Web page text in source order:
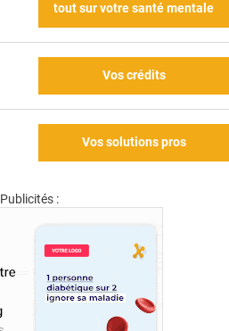
tout sur votre santé mentale
Vos crédits
Vos solutions pros
Publicités :